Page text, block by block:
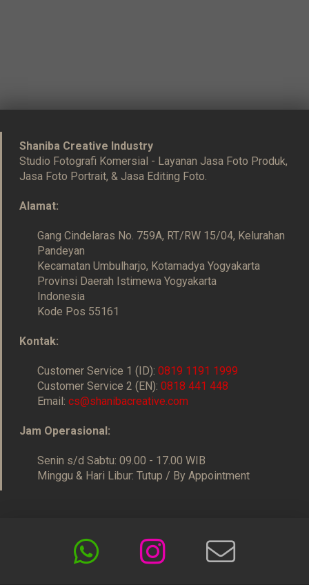
Shaniba Creative Industry
Studio Fotografi Komersial - Layanan Jasa Foto Produk,
Jasa Foto Portrait, & Jasa Editing Foto.
Alamat:
Gang Cindelaras No. 759A, RT/RW 15/04, Kelurahan
Pandeyan
Kecamatan Umbulharjo, Kotamadya Yogyakarta
Provinsi Daerah Istimewa Yogyakarta
Indonesia
Kode Pos 55161
Kontak:
Customer Service 1 (ID):0819 1191 1999
Customer Service 2 (EN):0818 441 448
Email:cs@shanibacreative.com
Jam Operasional:
Senin s/d Sabtu: 09.00 - 17.00 WIB
Minggu & Hari Libur: Tutup / By Appointment